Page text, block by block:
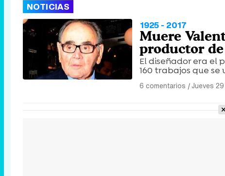
NOTICIAS
1925 - 2017
Muere
productor de
El diseñador era el
160 trabajos que se
6 comentarios |Jueves